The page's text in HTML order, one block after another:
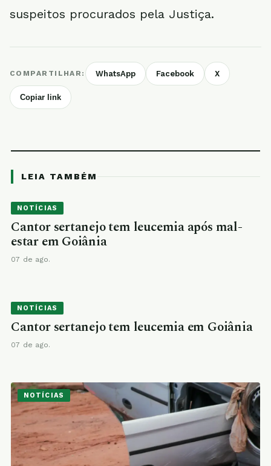
suspeitos procurados pela Justiça.
COMPARTILHAR: WhatsApp Facebook X
Copiar link
LEIA TAMBÉM
NOTÍCIAS
Cantor sertanejo tem leucemia após mal-
estar em Goiânia
07 de ago.
NOTÍCIAS
Cantor sertanejo tem leucemia em Goiânia
07 de ago.
NOTÍCIAS